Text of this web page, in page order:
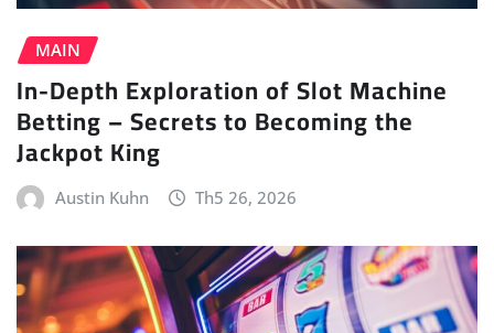
MAIN
In-Depth Exploration of Slot Machine
Betting – Secrets to Becoming the
Jackpot King
Austin Kuhn Th5 26, 2026